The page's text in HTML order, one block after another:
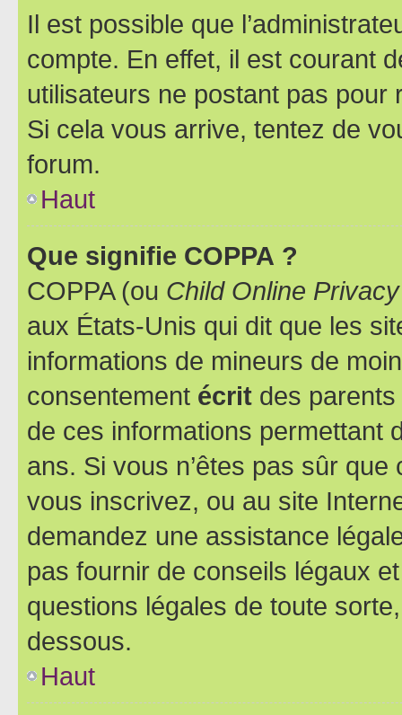
Il est possible que
compte. En effet, il est courant
utilisateurs ne postant pas pour
Si cela vous arrive, tentez de
forum.
Haut
Que signifie COPPA ?
COPPA (ou Child Online
aux États-Unis qui dit que les
informations de mineurs de
consentement écrit des parents
de ces informations permettant
ans. Si vous n’êtes pas sûr
vous inscrivez, ou au site
demandez une assistance
pas fournir de conseils légaux
questions légales de toute
dessous.
Haut